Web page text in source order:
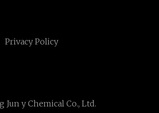
Privacy Policy
Jun y Chemical Co., Ltd.